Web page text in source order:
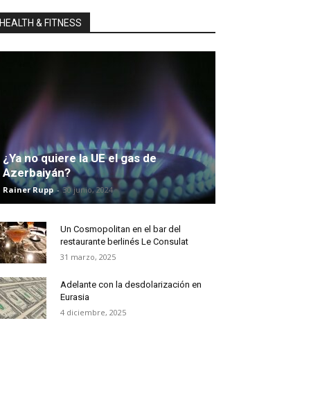
HEALTH & FITNESS
¿Ya no quiere la UE el gas de
Azerbaiyán?
Rainer Rupp - 30 junio, 2024
Un Cosmopolitan en el bar del
restaurante berlinés Le Consulat
31 marzo, 2025
Adelante con la desdolarización en
Eurasia
4 diciembre, 2025